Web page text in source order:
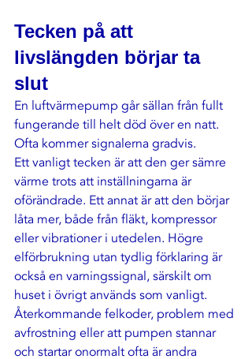
Tecken på att
livslängden börjar ta
slut
En luftvärmepump går sällan från fullt
fungerande till helt död över en natt.
Ofta kommer signalerna gradvis.
Ett vanligt tecken är att den ger sämre
värme trots att inställningarna är
oförändrade. Ett annat är att den börjar
låta mer, både från fläkt, kompressor
eller vibrationer i utedelen. Högre
elförbrukning utan tydlig förklaring är
också en varningssignal, särskilt om
huset i övrigt används som vanligt.
Återkommande felkoder, problem med
avfrostning eller att pumpen stannar
och startar onormalt ofta är andra